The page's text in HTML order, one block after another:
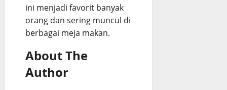
ini menjadi favorit banyak
orang dan sering muncul di
berbagai meja makan.
About The
Author